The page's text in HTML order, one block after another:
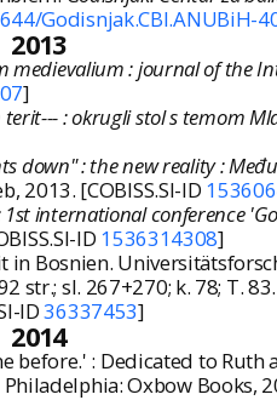
Godisnjak.CBI.ANUBiH-
2013
medievalium : journal of the
]
: okrugli stol s temom
down" : the new reality :
2013. [COBISS.SI-ID
international conference
ID 1536314308]
in Bosnien.
str.; sl. 267+270; k. 78; T.
ID36337453]
2014
: Dedicated to Ruth
Oxbow Books,